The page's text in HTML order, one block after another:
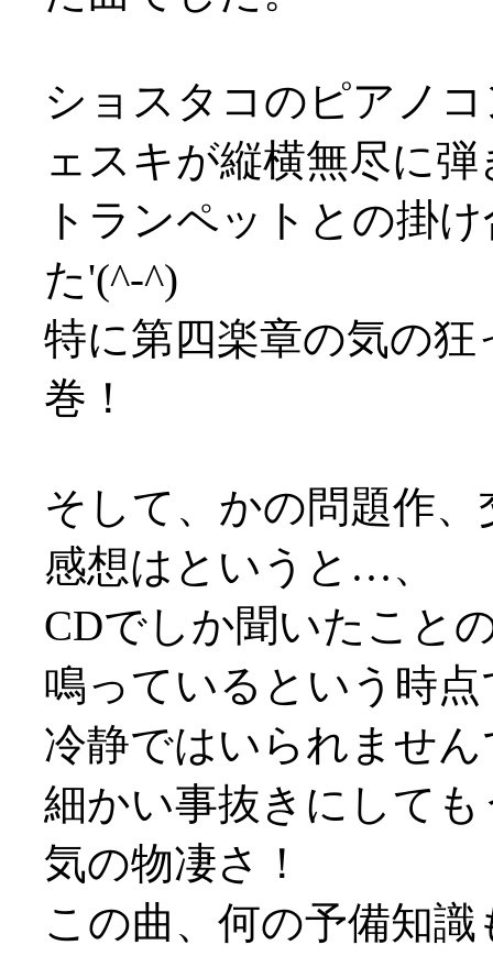
ショスタコのピアノ
ェスキが縦横無尽に
トランペットとの掛
た'(^-^)
特に第四楽章の気の
巻！
そして、かの問題作
感想はというと…、
CDでしか聞いたこと
鳴っているという時
冷静ではいられませ
細かい事抜きにして
気の物凄さ！
この曲、何の予備知